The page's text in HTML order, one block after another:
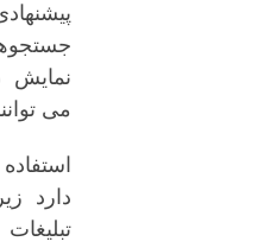
نمایش
می
دارد